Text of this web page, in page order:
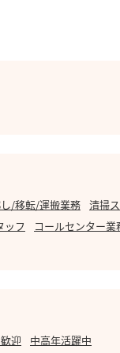
/移転/運搬業務 清掃
ッフ
コールセンター業
迎 中高年活躍中